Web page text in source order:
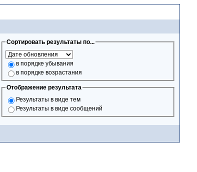
Сортировать результаты по...
в порядке убывания
в порядке возрастания
Отображение результата
Результаты в виде тем
Результаты в виде сообщений